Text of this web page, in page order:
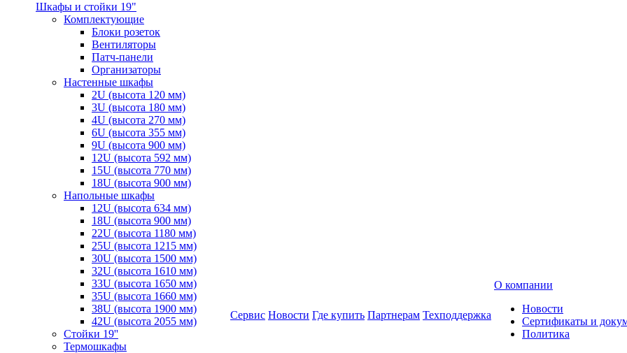
Шкафы и стойки 19"
Комплектующие
Блоки розеток
Вентиляторы
Патч-панели
Организаторы
Настенные шкафы
2U (высота 120 мм)
3U (высота 180 мм)
4U (высота 270 мм)
6U (высота 355 мм)
9U (высота 900 мм)
12U (высота 592 мм)
15U (высота 770 мм)
18U (высота 900 мм)
Напольные шкафы
12U (высота 634 мм)
18U (высота 900 мм)
22U (высота 1180 мм)
25U (высота 1215 мм)
30U (высота 1500 мм)
32U (высота 1610 мм)
33U (высота 1650 мм)
35U (высота 1660 мм)
38U (высота 1900 мм)
42U (высота 2055 мм)
Стойки 19''
Термошкафы
Сервис Новости Где купить Партнерам Техподдержка
О компании
Новости
Сертификаты и
Политика